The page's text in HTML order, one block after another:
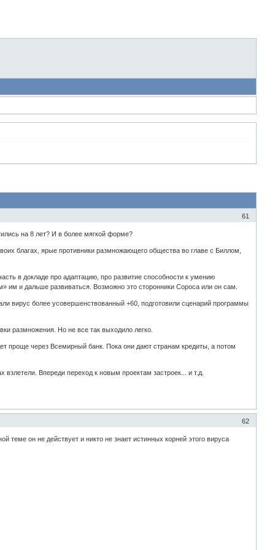
61
на 8 лет? И в более мягкой форме?
благах, ярые противники размножающего общества во главе с Биллом,
в докладе про адаптацию, про развитие способности к умению
им и дальше развиваться. Возможно это сторонники Сороса или он сам.
вирус более усовершенствованный +60, подготовили сценарий программы
размножения. Но не все так выходило легко.
проще через Всемирный банк. Пока они дают странам кредиты, а потом
Впереди переход к новым проектам застроек... и т.д.
62
он не действует и никто не знает истинных корней этого вируса